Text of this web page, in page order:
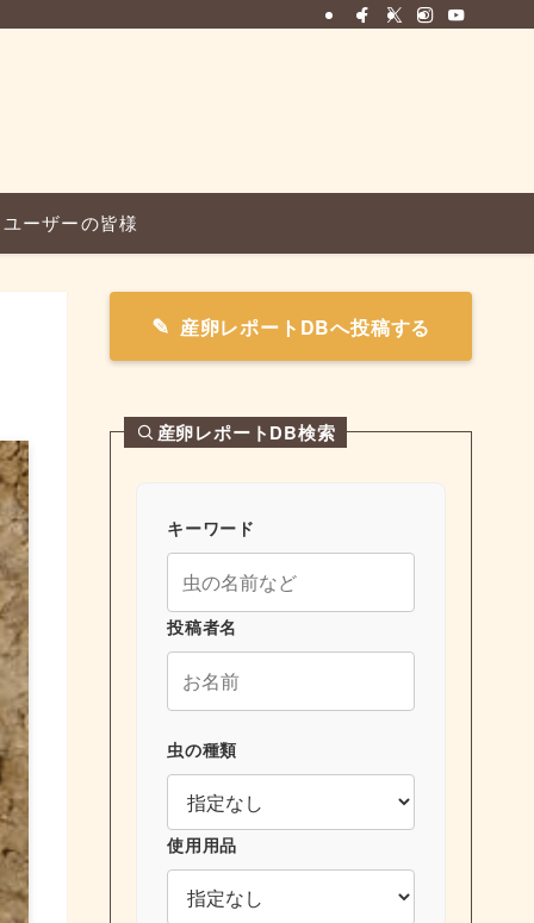
ユーザーの皆様
産卵レポートDBへ投稿する
産卵レポートDB検索
キーワード
投稿者名
虫の種類
使用用品